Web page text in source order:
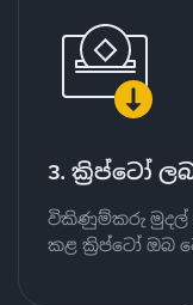
3. ක්‍රිප්ටෝ
විකිණුම්කරු මුදල්
කළ ක්‍රිප්ටෝ ඔබ